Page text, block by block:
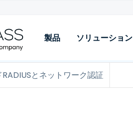
製品
製品
ソリューション
RADIUSとネットワーク認証